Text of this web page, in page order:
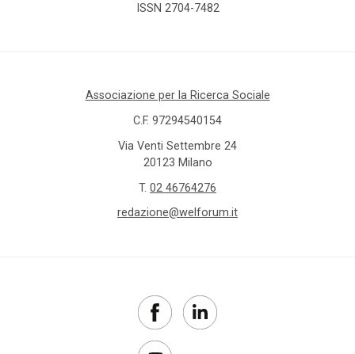
ISSN 2704-7482
Associazione per la Ricerca Sociale
C.F. 97294540154
Via Venti Settembre 24
20123 Milano
T. 02 46764276
redazione@welforum.it